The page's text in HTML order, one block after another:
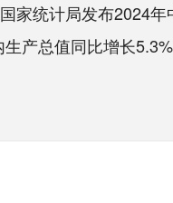
统计局发布2024年
产总值同比增长